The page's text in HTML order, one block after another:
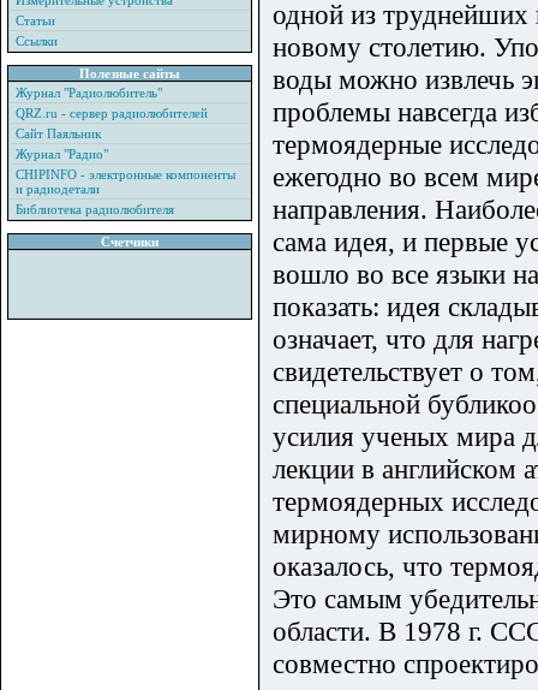
Статьи
Ссылки
Полезные сайты
Журнал "Радиолюбитель"
QRZ.ru - сервер радиолюбителей
Сайт Паяльник
Журнал "Радио"
CHIPINFO - электронные компоненты
и радиодетали
Библиотека радиолюбителя
Счетчики
одной из труднейших
новому столетию.
воды можно извлечь
проблемы навсегда
термоядерные
ежегодно во всем
направления.
сама идея, и первые
вошло во все языки
показать: идея
означает, что для
свидетельствует о
специальной
усилия ученых мира
лекции в английском
термоядерных
мирному
оказалось, что
Это самым
области. В 1978 г.
совместно